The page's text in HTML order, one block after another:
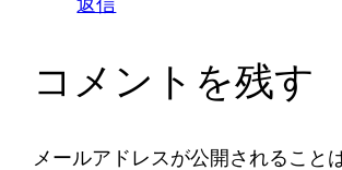
コメントを残す
メールアドレスが公開されること